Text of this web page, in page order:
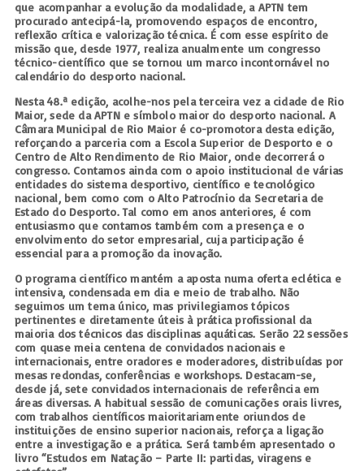
que acompanhar a evolução da modalidade, a APTN tem
procurado antecipá-la, promovendo espaços de encontro,
reflexão crítica e valorização técnica. É com esse espírito de
missão que, desde 1977, realiza anualmente um congresso
técnico-científico que se tornou um marco incontornável no
calendário do desporto nacional.
Nesta 48.ª edição, acolhe-nos pela terceira vez a cidade de Rio
Maior, sede da APTN e símbolo maior do desporto nacional. A
Câmara Municipal de Rio Maior é co-promotora desta edição,
reforçando a parceria com a Escola Superior de Desporto e o
Centro de Alto Rendimento de Rio Maior, onde decorrerá o
congresso. Contamos ainda com o apoio institucional de várias
entidades do sistema desportivo, científico e tecnológico
nacional, bem como com o Alto Patrocínio da Secretaria de
Estado do Desporto. Tal como em anos anteriores, é com
entusiasmo que contamos também com a presença e o
envolvimento do setor empresarial, cuja participação é
essencial para a promoção da inovação.
O programa científico mantém a aposta numa oferta eclética e
intensiva, condensada em dia e meio de trabalho. Não
seguimos um tema único, mas privilegiamos tópicos
pertinentes e diretamente úteis à prática profissional da
maioria dos técnicos das disciplinas aquáticas. Serão 22 sessões
com quase meia centena de convidados nacionais e
internacionais, entre oradores e moderadores, distribuídas por
mesas redondas, conferências e workshops. Destacam-se,
desde já, sete convidados internacionais de referência em
áreas diversas. A habitual sessão de comunicações orais livres,
com trabalhos científicos maioritariamente oriundos de
instituições de ensino superior nacionais, reforça a ligação
entre a investigação e a prática. Será também apresentado o
livro “Estudos em Natação – Parte II: partidas, viragens e